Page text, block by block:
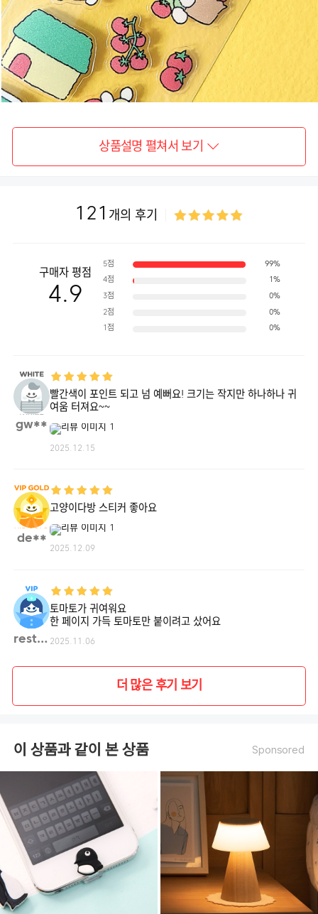
상품설명 펼쳐서 보기
121 개의 후기
구매자 평점
4.9
5점 99%
4점 1%
3점 0%
2점 0%
1점 0%
gw**
빨간색이 포인트 되고 넘 예뻐요! 크기는 작지만 하나하나 귀
여움 터져요~~
2025.12.15
de**
고양이다방 스티커 좋아요
2025.12.09
restr**
토마토가 귀여워요
한 페이지 가득 토마토만 붙이려고 샀어요
2025.11.06
더 많은 후기 보기
이 상품과 같이 본 상품 Sponsored